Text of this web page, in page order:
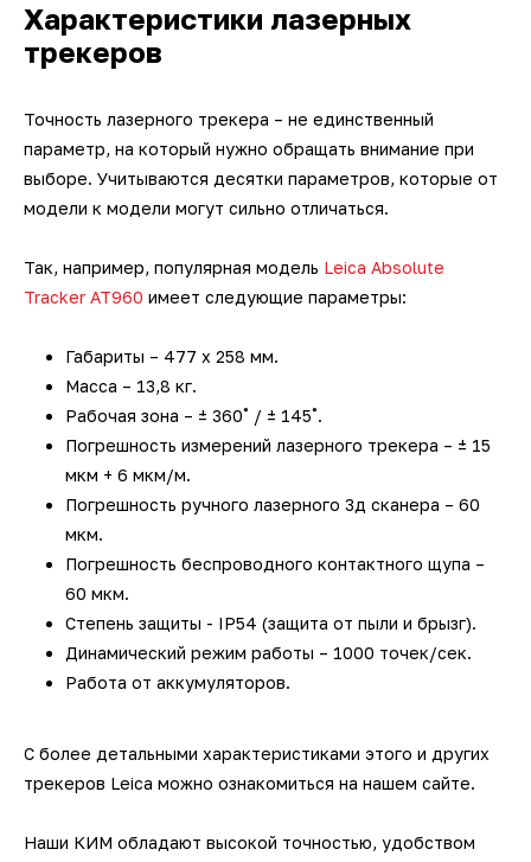
Характеристики лазерных
трекеров
Точность лазерного трекера – не единственный
параметр, на который нужно обращать внимание при
выборе. Учитываются десятки параметров, которые от
модели к модели могут сильно отличаться.
Так, например, популярная модель Leica Absolute
Tracker AT960 имеет следующие параметры:
Габариты – 477 x 258 мм.
Масса – 13,8 кг.
Рабочая зона – ± 360˚ / ± 145˚.
Погрешность измерений лазерного трекера – ± 15
мкм + 6 мкм/м.
Погрешность ручного лазерного 3д сканера – 60
мкм.
Погрешность беспроводного контактного щупа –
60 мкм.
Степень защиты - IP54 (защита от пыли и брызг).
Динамический режим работы – 1000 точек/сек.
Работа от аккумуляторов.
С более детальными характеристиками этого и других
трекеров Leica можно ознакомиться на нашем сайте.
Наши КИМ обладают высокой точностью, удобством